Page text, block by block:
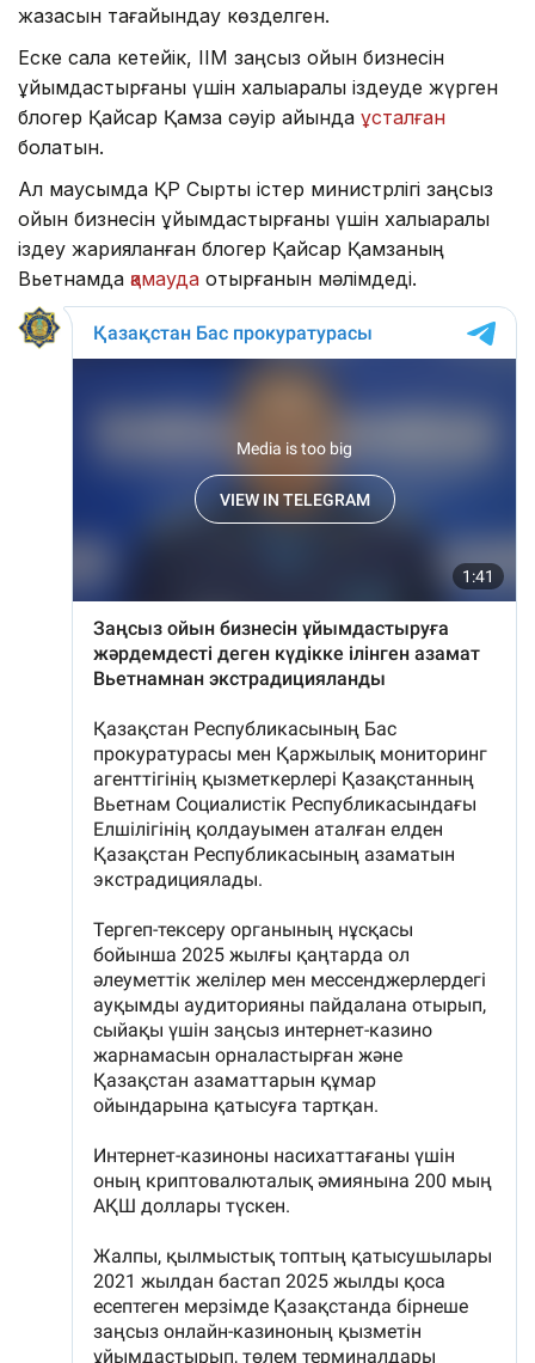
жазасын тағайындау көзделген.
Еске сала кетейік, ІІМ заңсыз ойын бизнесін
ұйымдастырғаны үшін халықаралық іздеуде жүрген
блогер Қайсар Қамза сәуір айында ұсталған
болатын.
Ал маусымда ҚР Сыртқы істер министрлігі заңсыз
ойын бизнесін ұйымдастырғаны үшін халықаралық
іздеу жарияланған блогер Қайсар Қамзаның
Вьетнамда қамауда отырғанын мәлімдеді.